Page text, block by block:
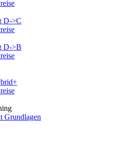
D->C
D->B
Grundlagen